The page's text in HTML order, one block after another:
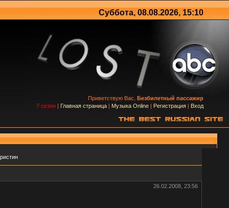
Суббота, 08.08.2026, 15:10
Приветствую Вас, Безбилетный пассажир
7 сезон | Главная страница | Музыка Online | Регистрация | Вход
26.02.2008, 23:56